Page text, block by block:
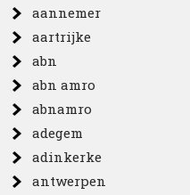
aannemer
aartrijke
abn
abn amro
abnamro
adegem
adinkerke
antwerpen